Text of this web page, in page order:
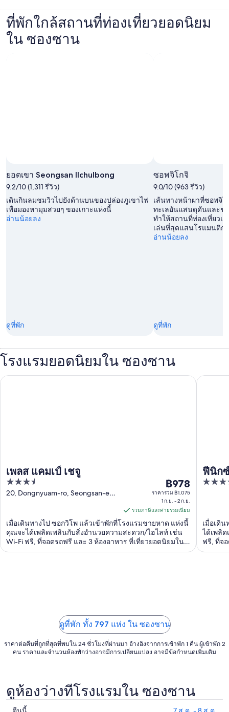
ที่พักใกล้สถานที่ท่องเที่ยวยอดนิยม
ใน ซองซาน
ยอดเขา Seongsan Ilchulbong
9.2/10 (1,311 รีวิว)
เดินกินลมชมวิวไปยังด้านบนของปล่องภูเขาไฟ
เพื่อมองหามุมสวยๆ ของเกาะแห่งนี้
อ่านน้อยลง
ดูที่พัก
ซอพจิโกจิ
9.0/10 (963 รีวิว)
เส้นทางหน้าผาที่ซอพจิ
ทะเลอันแสนดุดันและช
ทำให้สถานที่ท่องเที่ยวแ
เล่นที่สุดแสนโรแมนติก
อ่านน้อยลง
ดูที่พัก
โรงแรมยอดนิยมใน ซองซาน
เพลส แคมเป์ เชจู
3.5
out
20, Dongnyuam-ro, Seongsan-eup
ราคา
฿978
ต่อ
คืน
เข้า
พัก
฿978
ราคารวม ฿1,075
1 ก.ย. - 2 ก.ย.
รวมภาษีและค่าธรรมเนียม
เมื่อเดินทางไป ซอกวิโพ แล้วเข้าพักที่โรงแรมชายหาด แห่งนี้
คุณจะได้เพลิดเพลินกับสิ่งอำนวยความสะดวก/ไฮไลท์ เช่น
Wi-Fi ฟรี, ที่จอดรถฟรี และ 3 ห้องอาหาร ที่เที่ยวยอดนิยมใน
บริเวณใกล้เคียง ...
เพลส แคมเป์ เชจู
ฟีนิก
4.5
เมื่อเดิ
ได้เพลิ
ฟรี, ที่จ
บริเวณ
ฟีนิกซ์ ไ
ดูที่พัก ทั้ง 797 แห่ง ใน ซองซาน
ราคาต่อคืนที่ถูกที่สุดที่พบใน 24 ชั่วโมงที่ผ่านมา อ้างอิงจากการเข้าพัก 1 คืน ผู้เข้าพัก 2
คน ราคาและจำนวนห้องพักว่างอาจมีการเปลี่ยนแปลง อาจมีข้อกำหนดเพิ่มเติม
ดูห้องว่างที่โรงแรมใน ซองซาน